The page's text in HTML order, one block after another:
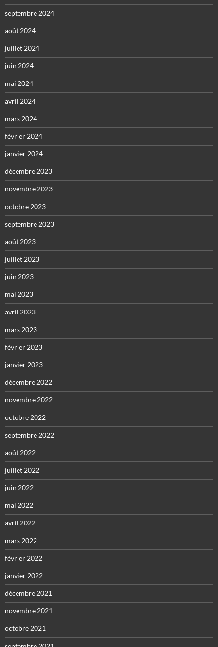
septembre 2024
août 2024
juillet 2024
juin 2024
mai 2024
avril 2024
mars 2024
février 2024
janvier 2024
décembre 2023
novembre 2023
octobre 2023
septembre 2023
août 2023
juillet 2023
juin 2023
mai 2023
avril 2023
mars 2023
février 2023
janvier 2023
décembre 2022
novembre 2022
octobre 2022
septembre 2022
août 2022
juillet 2022
juin 2022
mai 2022
avril 2022
mars 2022
février 2022
janvier 2022
décembre 2021
novembre 2021
octobre 2021